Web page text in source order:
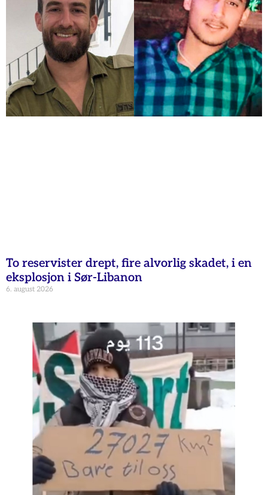
To reservister drept, fire alvorlig skadet, i en
eksplosjon i Sør-Libanon
6. august 2026